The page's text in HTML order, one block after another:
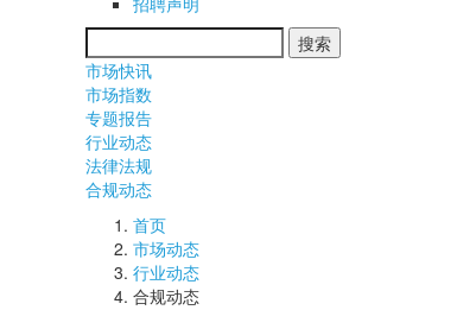
市场快讯
市场指数
专题报告
行业动态
法律法规
合规动态
首页
市场动态
行业动态
合规动态